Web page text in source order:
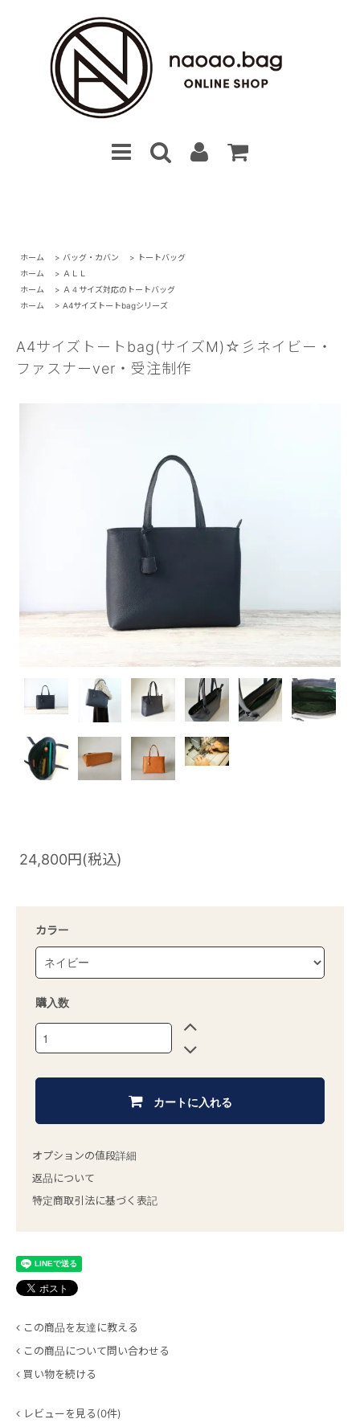
ホーム > バッグ・カバン > トートバッグ
ホーム
> ＡＬＬ
ホーム
> Ａ４サイズ対応のトートバッグ
ホーム
> A4サイズトートbagシリーズ
A4サイズトートbag(サイズM)☆彡ネイビー・
ファスナーver・受注制作
24,800円(税込)
カラー
購入数
カートに入れる
オプションの値段詳細
返品について
特定商取引法に基づく表記
この商品を友達に教える
この商品について問い合わせる
買い物を続ける
レビューを見る(0件)